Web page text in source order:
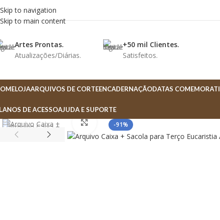
Skip to navigation
Skip to main content
Artes Prontas.
Atualizações/Diárias.
+50 mil Clientes.
Satisfeitos.
LOJAARQUIVOS DE CORTEENCADERNAÇÃODATAS
DE ACESSOAJUDA E SUPORTE
-91%
Click to enlarge